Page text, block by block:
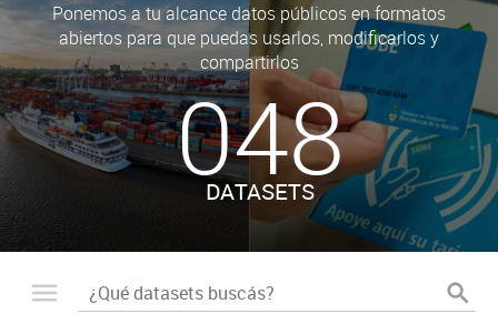
Ponemos a tu alcance datos públicos en formatos
abiertos para que puedas usarlos, modificarlos y
compartirlos
048
DATASETS